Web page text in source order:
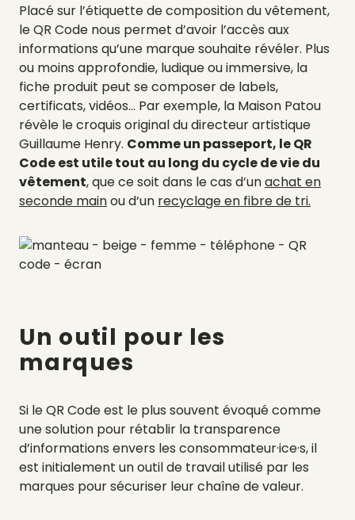
Placé sur l’étiquette de composition du vêtement,
le QR Code nous permet d’avoir l’accès aux
informations qu’une marque souhaite révéler. Plus
ou moins approfondie, ludique ou immersive, la
fiche produit peut se composer de labels,
certificats, vidéos… Par exemple, la Maison Patou
révèle le croquis original du directeur artistique
Guillaume Henry. Comme un passeport, le QR
Code est utile tout au long du cycle de vie du
vêtement, que ce soit dans le cas d’unachat en
seconde mainou d’un recyclage en fibre de tri.
Un outil pour les
marques
Si le QR Code est le plus souvent évoqué comme
une solution pour rétablir la transparence
d’informations envers les consommateur·ice·s, il
est initialement un outil de travail utilisé par les
marques pour sécuriser leur chaîne de valeur.